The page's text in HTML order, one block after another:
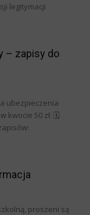
legitymacji
– zapisy do
ubezpieczenia
kwocie 50 zł. 🗓
proszeni są